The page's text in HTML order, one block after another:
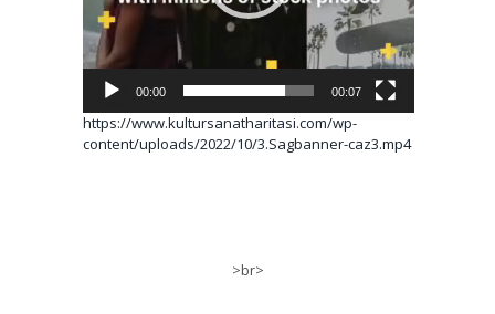
00:00 00:07
https://www.kultursanatharitasi.com/wp-
content/uploads/2022/10/3.Sagbanner-caz3.mp4
>br>